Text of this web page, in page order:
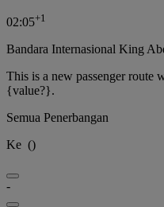
02:05+1
Bandara Internasional King
This is a new passenger route
{value?}.
Semua Penerbangan
Ke ()
-